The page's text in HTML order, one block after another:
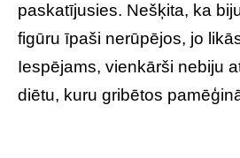
paskatījusies. Nešķita, ka
figūru īpaši nerūpējos, jo
Iespējams, vienkārši nebiju
diētu, kuru gribētos